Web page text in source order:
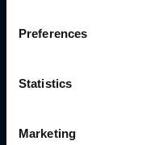
Preferences
Statistics
Marketing
Jussi Pernaa